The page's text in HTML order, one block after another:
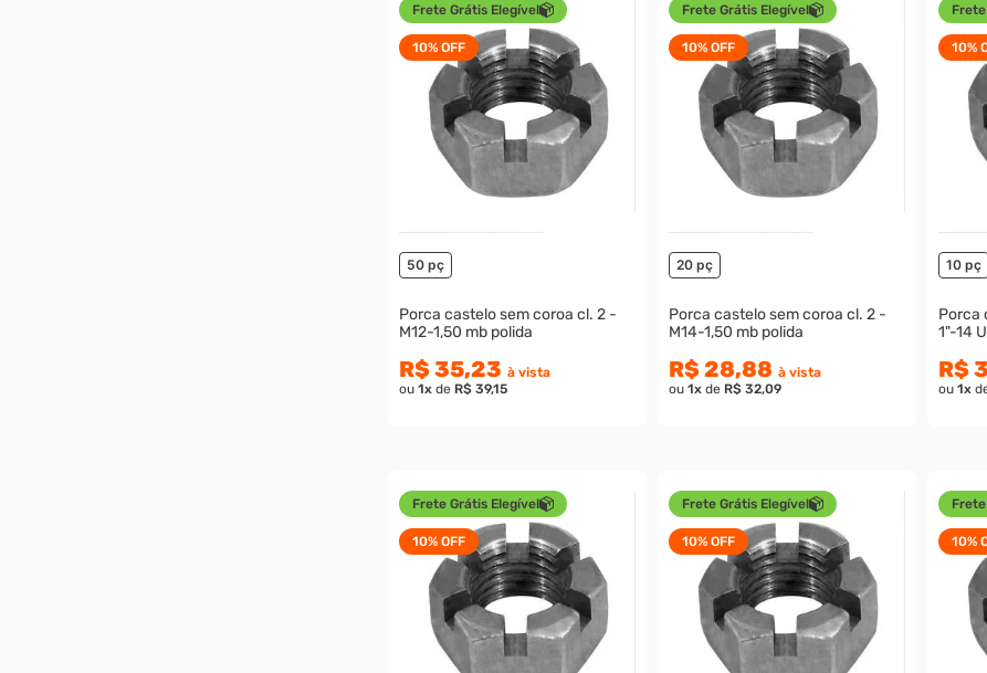
Frete Grátis Elegível
10% OFF
50 pç
Porca castelo sem coroa cl. 2 -
M12-1,50 mb polida
R$ 35,23 à vista
ou 1x de R$ 39,15
Frete Grátis Elegível
10% OFF
20 pç
Porca castelo sem coroa cl. 2 -
M14-1,50 mb polida
R$ 28,88 à vista
ou 1x de R$ 32,09
10%
10 pç
Porca
1"-14
R$
ou 1x
Frete Grátis Elegível
10% OFF
Frete Grátis Elegível
10% OFF 10%